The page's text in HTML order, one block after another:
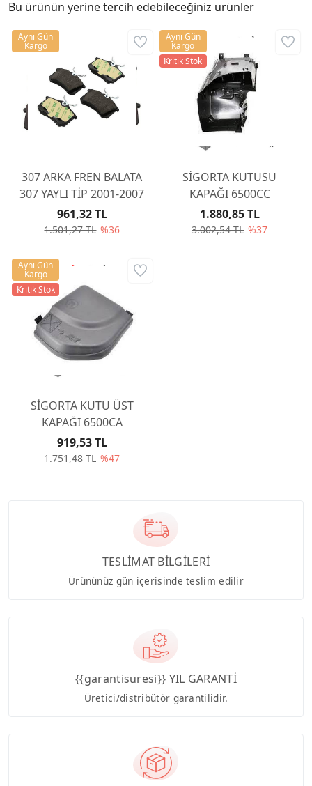
Bu ürünün yerine tercih edebileceğiniz ürünler
307 ARKA FREN BALATA
307 YAYLI TİP 2001-2007
1.501,27 TL %36
961,32 TL
Aynı Gün
Kargo
SİGORTA KUTUSU
KAPAĞI 6500CC
3.002,54 TL %37
1.880,85 TL
Aynı Gün
Kargo
Kritik Stok
SİGORTA KUTU ÜST
KAPAĞI 6500CA
1.751,48 TL %47
919,53 TL
Aynı Gün
Kargo
Kritik Stok
TESLİMAT BİLGİLERİ
Ürününüz gün içerisinde teslim edilir
{{garantisuresi}} YIL GARANTİ
Üretici/distribütör garantilidir.